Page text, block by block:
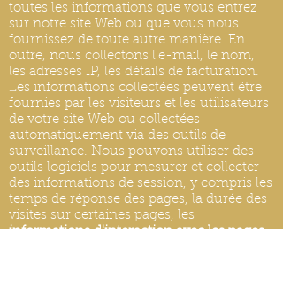
toutes les informations que vous entrez
sur notre site Web ou que vous nous
fournissez de toute autre manière. En
outre, nous collectons l'e-mail, le nom,
les adresses IP, les détails de facturation.
Les informations collectées peuvent être
fournies par les visiteurs et les utilisateurs
de votre site Web ou collectées
automatiquement via des outils de
surveillance. Nous pouvons utiliser des
outils logiciels pour mesurer et collecter
des informations de session, y compris les
temps de réponse des pages, la durée des
visites sur certaines pages, les
informations d'interaction avec les pages